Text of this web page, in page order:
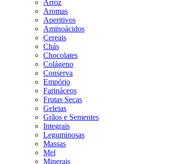
Arroz
Aromas
Aperitivos
Aminoácidos
Cereais
Chás
Chocolates
Colágeno
Conserva
Empório
Farináceos
Frutas Secas
Geleias
Grãos e Sementes
Integrais
Leguminosas
Massas
Mel
Minerais